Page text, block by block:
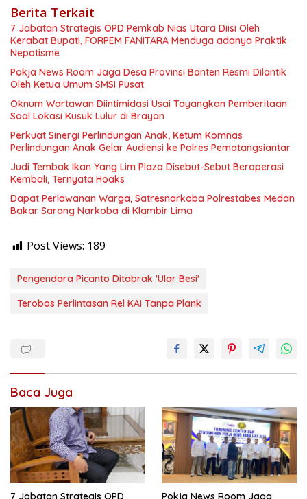
Berita Terkait
7 Jabatan Strategis OPD Pemkab Nias Utara Diisi Oleh
Kerabat Bupati, FORPEM FANITARA Menduga adanya Praktik
Nepotisme
Pokja News Room Jaga Desa Provinsi Banten Resmi Dilantik
Oleh Ketua Umum SMSI Pusat
Oknum Wartawan Diintimidasi Usai Tayangkan Pemberitaan
Soal Lokasi Kusuk Lulur di Brayan
Perkuat Sinergi Perlindungan Anak, Ketum Komnas
Perlindungan Anak Gelar Audiensi ke Polres Pematangsiantar
Judi Tembak Ikan Yang Lim Plaza Disebut-Sebut Beroperasi
Kembali, Ternyata Hoaks
Dapat Perlawanan Warga, Satresnarkoba Polrestabes Medan
Bakar Sarang Narkoba di Klambir Lima
Post Views: 189
Pengendara Picanto Ditabrak 'Ular Besi'
Terobos Perlintasan Rel KAI Tanpa Plank
Baca Juga
7 Jabatan Strategis OPD Pokja News Room Jaga